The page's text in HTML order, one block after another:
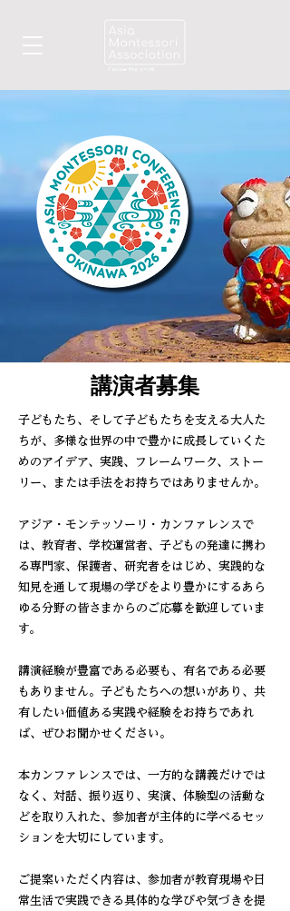
講演者募集
子どもたち、そして子どもたちを支える大人た
ちが、多様な世界の中で豊かに成長していくた
めのアイデア、実践、フレームワーク、ストー
リー、または手法をお持ちではありませんか。
アジア・モンテッソーリ・カンファレンスで
は、教育者、学校運営者、子どもの発達に携わ
る専門家、保護者、研究者をはじめ、実践的な
知見を通して現場の学びをより豊かにするあら
ゆる分野の皆さまからのご応募を歓迎していま
す。
講演経験が豊富である必要も、有名である必要
もありません。子どもたちへの想いがあり、共
有したい価値ある実践や経験をお持ちであれ
ば、ぜひお聞かせください。
本カンファレンスでは、一方的な講義だけでは
なく、対話、振り返り、実演、体験型の活動な
どを取り入れた、参加者が主体的に学べるセッ
ションを大切にしています。
ご提案いただく内容は、参加者が教育現場や日
常生活で実践できる具体的な学びや気づきを提